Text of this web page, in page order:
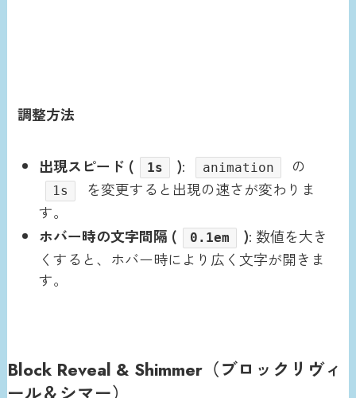
調整方法
出現スピード ( 1s ): animation の
1s
を変更すると出現の速さが変わりま
す。
ホバー時の文字間隔 (
0.1em ): 数値を大き
くすると、ホバー時により広く文字が開きま
す。
Block Reveal & Shimmer（ブロックリヴィ